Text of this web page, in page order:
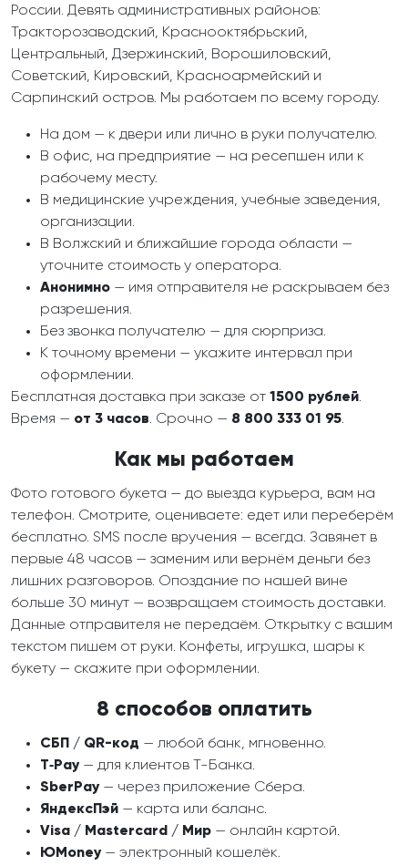
России. Девять административных районов:
Тракторозаводский, Краснооктябрьский,
Центральный, Дзержинский, Ворошиловский,
Советский, Кировский, Красноармейский и
Сарпинский остров. Мы работаем по всему городу.
На дом — к двери или лично в руки получателю.
В офис, на предприятие — на ресепшен или к
рабочему месту.
В медицинские учреждения, учебные заведения,
организации.
В Волжский и ближайшие города области —
уточните стоимость у оператора.
Анонимно — имя отправителя не раскрываем без
разрешения.
Без звонка получателю — для сюрприза.
К точному времени — укажите интервал при
оформлении.
Бесплатная доставка при заказе от 1500 рублей.
Время — от 3 часов. Срочно — 8 800 333 01 95.
Как мы работаем
Фото готового букета — до выезда курьера, вам на
телефон. Смотрите, оцениваете: едет или переберём
бесплатно. SMS после вручения — всегда. Завянет в
первые 48 часов — заменим или вернём деньги без
лишних разговоров. Опоздание по нашей вине
больше 30 минут — возвращаем стоимость доставки.
Данные отправителя не передаём. Открытку с вашим
текстом пишем от руки. Конфеты, игрушка, шары к
букету — скажите при оформлении.
8 способов оплатить
СБП / QR-код — любой банк, мгновенно.
T‑Pay— для клиентов Т-Банка.
SberPay— через приложение Сбера.
ЯндексПэй — карта или баланс.
Visa / Mastercard / Мир — онлайн картой.
ЮMoney— электронный кошелёк.